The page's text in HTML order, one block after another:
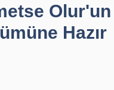
Olur'un
Hazır